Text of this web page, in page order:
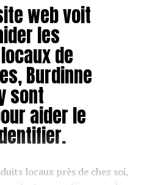
web voit
les
de
Burdinne
sont
aider le
locaux près de chez soi,